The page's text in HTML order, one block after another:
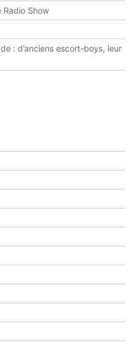
Radio Show
: d’anciens escort-boys, leur